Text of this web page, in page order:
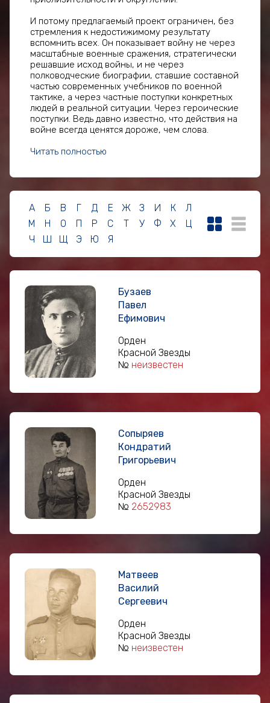
И потому предлагаемый проект ограничен, без
стремления к недостижимому результату
вспомнить всех. Он показывает войну не через
масштабные военные сражения, стратегически
решавшие исход войны, и не через
полководческие биографии, ставшие составной
частью современных учебников по военной
тактике, а через частные поступки конкретных
людей в реальной ситуации. Через героические
поступки. Ведь давно известно, что действия на
войне всегда ценятся дороже, чем слова.
Читать полностью
А Б В Г Д Е Ж З И К
Л
М
Н О П Р С Т У Ф Х
Ц
Ч
Ш Щ Э Ю Я
Бузаев
Павел
Ефимович
Орден
Красной Звезды
№ неизвестен
Сопыряев
Кондратий
Григорьевич
Орден
Красной Звезды
№ 2652983
Матвеев
Василий
Сергеевич
Орден
Красной Звезды
№ неизвестен